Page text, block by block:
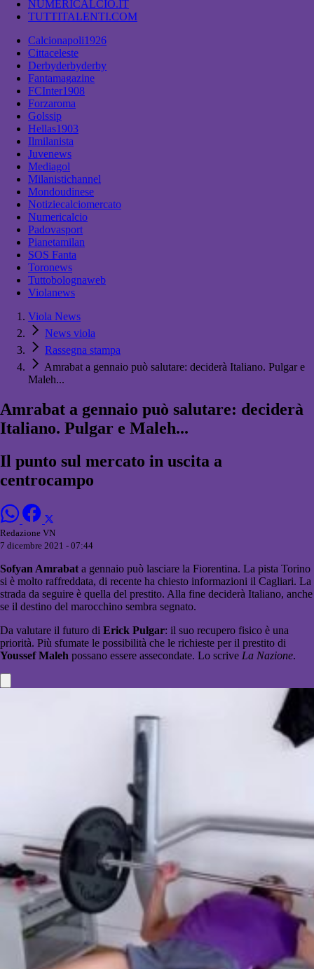
NUMERICALCIO.IT
TUTTITALENTI.COM
Calcionapoli1926
Cittaceleste
Derbyderbyderby
Fantamagazine
FCInter1908
Forzaroma
Golssip
Hellas1903
Ilmilanista
Juvenews
Mediagol
Milanistichannel
Mondoudinese
Notiziecalciomercato
Numericalcio
Padovasport
Pianetamilan
SOS Fanta
Toronews
Tuttobolognaweb
Violanews
Viola News
News viola
Rassegna stampa
Amrabat a gennaio può salutare: deciderà Italiano. Pulgar e
Maleh...
Amrabat a gennaio può salutare: deciderà
Italiano. Pulgar e Maleh...
Il punto sul mercato in uscita a
centrocampo
Redazione VN
7 dicembre 2021 - 07:44
Sofyan Amrabat a gennaio può lasciare la Fiorentina. La pista Torino
si è molto raffreddata, di recente ha chiesto informazioni il Cagliari. La
strada da seguire è quella del prestito. Alla fine deciderà Italiano, anche
se il destino del marocchino sembra segnato.
Da valutare il futuro di Erick Pulgar: il suo recupero fisico è una
priorità. Più sfumate le possibilità che le richieste per il prestito di
Youssef Maleh possano essere assecondate. Lo scrive La Nazione.